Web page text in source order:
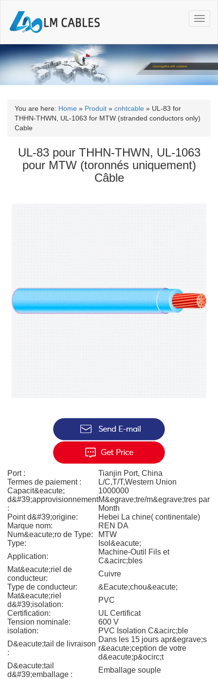
T
o
g
l
n
a
g
o
You are here: Home » Produit » cnhtcable » UL-83 for
THHN-THWN, UL-1063 for MTW (stranded conductors only)
Cable
UL-83 pour THHN-THWN, UL-1063
pour MTW (toronnés uniquement)
Câble
Port :
Tianjin Port, China
Termes de paiement :
L/C,T/T,Western Union
Capacit&eacute;
d&#39;approvisionnement
:
1000000
M&egrave;tre/m&egrave;tres par
Month
Point d&#39;origine:
Hebei La chine( continentale)
Marque nom:
REN DA
Num&eacute;ro de Type:
MTW
Type:
Isol&eacute;
Application:
Machine-Outil Fils et
C&acirc;bles
Mat&eacute;riel de
conducteur:
Cuivre
Type de conducteur:
&Eacute;chou&eacute;
Mat&eacute;riel
d&#39;isolation:
PVC
Certification:
UL Certificat
Tension nominale:
600 V
isolation:
PVC Isolation C&acirc;ble
D&eacute;tail de livraison
:
Dans les 15 jours apr&egrave;s
r&eacute;ception de votre
d&eacute;p&ocirc;t
D&eacute;tail
d&#39;emballage :
Emballage souple